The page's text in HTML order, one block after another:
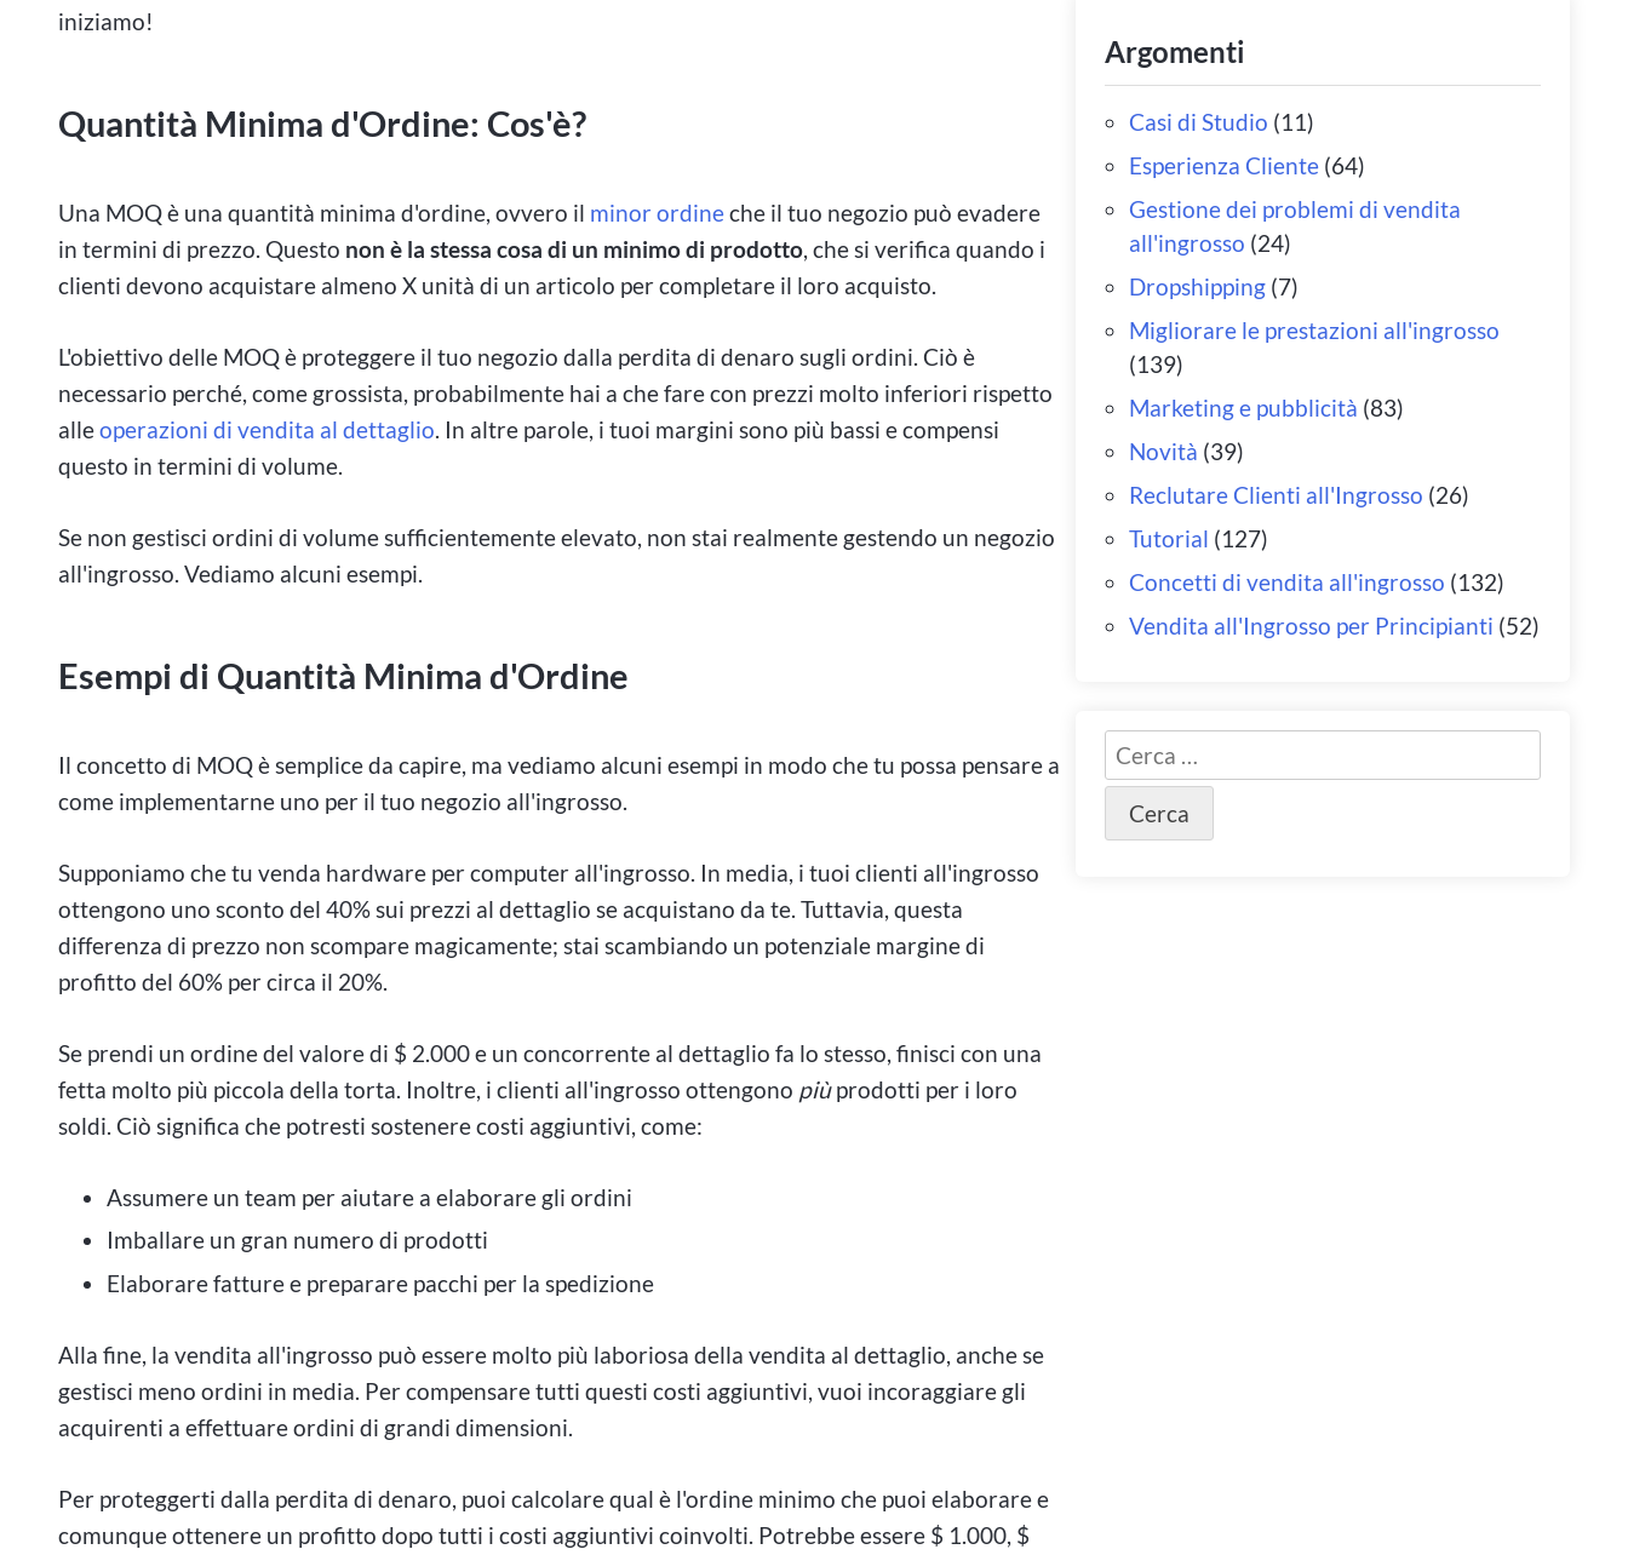
iniziamo!
Quantità Minima d'Ordine: Cos'è?
Una MOQ è una quantità minima d'ordine, ovvero il minor ordineche il tuo negozio può evadere
in termini di prezzo. Questo non è la stessa cosa di un minimo di prodotto, che si verifica quando i
clienti devono acquistare almeno X unità di un articolo per completare il loro acquisto.
L'obiettivo delle MOQ è proteggere il tuo negozio dalla perdita di denaro sugli ordini. Ciò è
necessario perché, come grossista, probabilmente hai a che fare con prezzi molto inferiori rispetto
alleoperazioni di vendita al dettaglio. In altre parole, i tuoi margini sono più bassi e compensi
questo in termini di volume.
Se non gestisci ordini di volume sufficientemente elevato, non stai realmente gestendo un negozio
all'ingrosso. Vediamo alcuni esempi.
Esempi di Quantità Minima d'Ordine
Il concetto di MOQ è semplice da capire, ma vediamo alcuni esempi in modo che tu possa pensare a
come implementarne uno per il tuo negozio all'ingrosso.
Supponiamo che tu venda hardware per computer all'ingrosso. In media, i tuoi clienti all'ingrosso
ottengono uno sconto del 40% sui prezzi al dettaglio se acquistano da te. Tuttavia, questa
differenza di prezzo non scompare magicamente; stai scambiando un potenziale margine di
profitto del 60% per circa il 20%.
Se prendi un ordine del valore di $ 2.000 e un concorrente al dettaglio fa lo stesso, finisci con una
fetta molto più piccola della torta. Inoltre, i clienti all'ingrosso ottengono piùprodotti per i loro
soldi. Ciò significa che potresti sostenere costi aggiuntivi, come:
Assumere un team per aiutare a elaborare gli ordini
Imballare un gran numero di prodotti
Elaborare fatture e preparare pacchi per la spedizione
Alla fine, la vendita all'ingrosso può essere molto più laboriosa della vendita al dettaglio, anche se
gestisci meno ordini in media. Per compensare tutti questi costi aggiuntivi, vuoi incoraggiare gli
acquirenti a effettuare ordini di grandi dimensioni.
Per proteggerti dalla perdita di denaro, puoi calcolare qual è l'ordine minimo che puoi elaborare e
comunque ottenere un profitto dopo tutti i costi aggiuntivi coinvolti. Potrebbe essere $ 1.000, $
Argomenti
Casi di Studio (11)
Esperienza Cliente (64)
Gestione dei problemi di vendita
all'ingrosso (24)
Dropshipping (7)
Migliorare le prestazioni all'ingrosso
(139)
Marketing e pubblicità (83)
Novità (39)
Reclutare Clienti all'Ingrosso (26)
Tutorial (127)
Concetti di vendita all'ingrosso (132)
Vendita all'Ingrosso per Principianti (52)